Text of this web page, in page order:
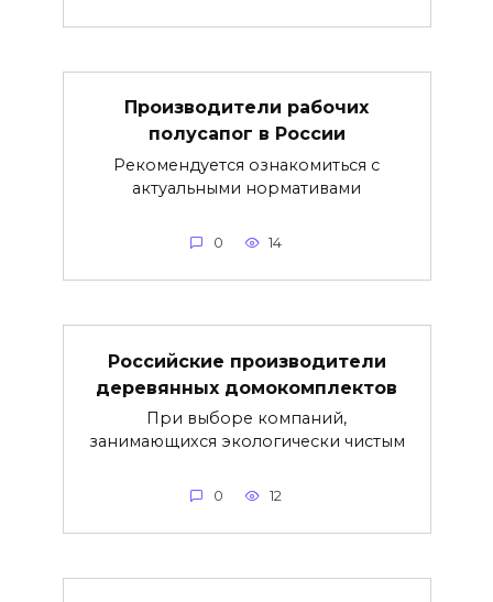
Производители рабочих
полусапог в России
Рекомендуется ознакомиться с
актуальными нормативами
0 14
Российские производители
деревянных домокомплектов
При выборе компаний,
занимающихся экологически чистым
0 12